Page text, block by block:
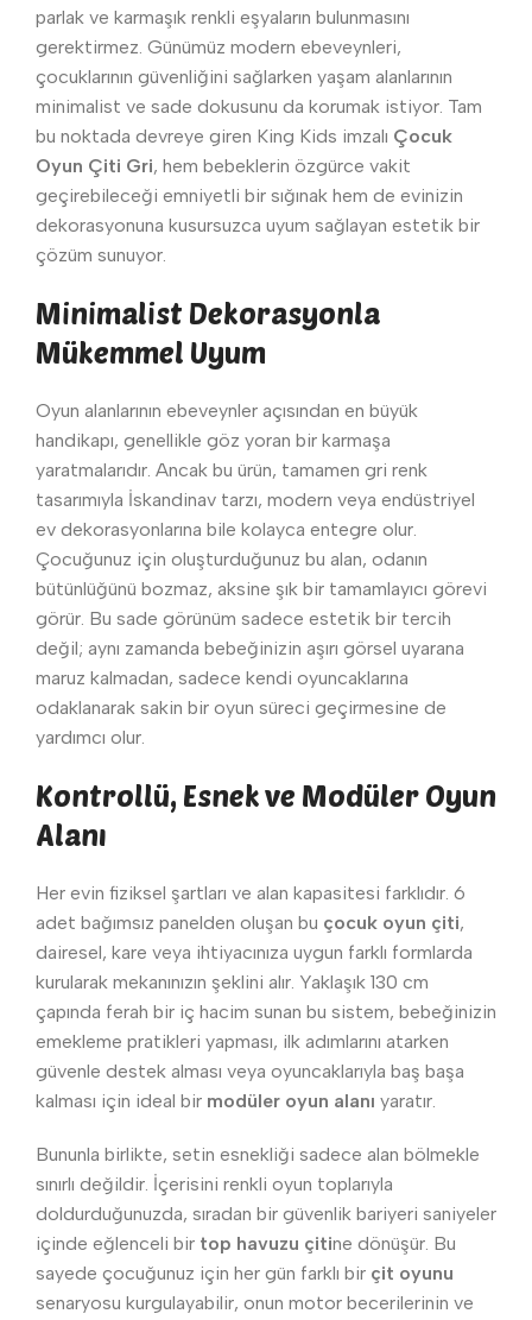
parlak ve karmaşık renkli eşyaların bulunmasını
gerektirmez. Günümüz modern ebeveynleri,
çocuklarının güvenliğini sağlarken yaşam alanlarının
minimalist ve sade dokusunu da korumak istiyor. Tam
bu noktada devreye giren King Kids imzalı Çocuk
Oyun Çiti Gri, hem bebeklerin özgürce vakit
geçirebileceği emniyetli bir sığınak hem de evinizin
dekorasyonuna kusursuzca uyum sağlayan estetik bir
çözüm sunuyor.
Minimalist Dekorasyonla
Mükemmel Uyum
Oyun alanlarının ebeveynler açısından en büyük
handikapı, genellikle göz yoran bir karmaşa
yaratmalarıdır. Ancak bu ürün, tamamen gri renk
tasarımıyla İskandinav tarzı, modern veya endüstriyel
ev dekorasyonlarına bile kolayca entegre olur.
Çocuğunuz için oluşturduğunuz bu alan, odanın
bütünlüğünü bozmaz, aksine şık bir tamamlayıcı görevi
görür. Bu sade görünüm sadece estetik bir tercih
değil; aynı zamanda bebeğinizin aşırı görsel uyarana
maruz kalmadan, sadece kendi oyuncaklarına
odaklanarak sakin bir oyun süreci geçirmesine de
yardımcı olur.
Kontrollü, Esnek ve Modüler Oyun
Alanı
Her evin fiziksel şartları ve alan kapasitesi farklıdır. 6
adet bağımsız panelden oluşan bu çocuk oyun çiti,
dairesel, kare veya ihtiyacınıza uygun farklı formlarda
kurularak mekanınızın şeklini alır. Yaklaşık 130 cm
çapında ferah bir iç hacim sunan bu sistem, bebeğinizin
emekleme pratikleri yapması, ilk adımlarını atarken
güvenle destek alması veya oyuncaklarıyla baş başa
kalması için ideal bir modüler oyun alanı yaratır.
Bununla birlikte, setin esnekliği sadece alan bölmekle
sınırlı değildir. İçerisini renkli oyun toplarıyla
doldurduğunuzda, sıradan bir güvenlik bariyeri saniyeler
içinde eğlenceli bir top havuzu çitine dönüşür. Bu
sayede çocuğunuz için her gün farklı bir çit oyunu
senaryosu kurgulayabilir, onun motor becerilerinin ve